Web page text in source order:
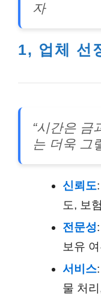
자
1, 업체 선
“시간은 금
는 더욱 그
신뢰도
도, 보
전문성
보유
서비스
물 처